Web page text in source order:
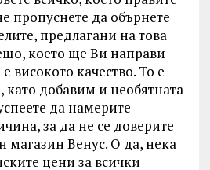
пропуснете да обърнете
предлагани на това
което ще Ви направи
високото качество. То е
като добавим и необятната
да намерите
за да не се доверите
магазин Венус. О да, нека
цени за всички